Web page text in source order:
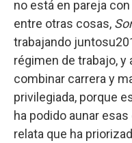
no está en pareja
entre otras cosas,
trabajando
régimen de trabajo, y
combinar carrera y
privilegiada, porque
ha podido aunar
relata que ha